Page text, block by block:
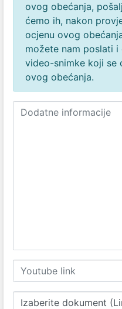
ovog obećanja,
ćemo ih, nakon
ocjenu ovog
možete nam poslati
video-snimke koji se
ovog obećanja.
Izaberite dokument